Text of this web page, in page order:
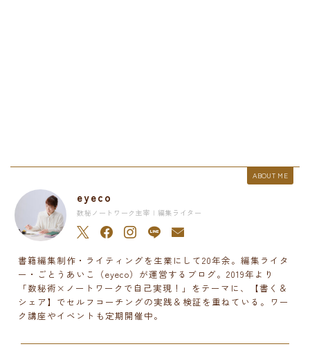
ABOUT ME
eyeco
数秘ノートワーク主宰 | 編集ライター
書籍編集制作・ライティングを生業にして20年余。編集ライタ
ー・ごとうあいこ（eyeco）が運営するブログ。2019年より
「数秘術×ノートワークで自己実現！」をテーマに、【書く＆
シェア】でセルフコーチングの実践＆検証を重ねている。ワー
ク講座やイベントも定期開催中。